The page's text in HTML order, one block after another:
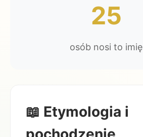
25
osób nosi to imię
📖 Etymologia i